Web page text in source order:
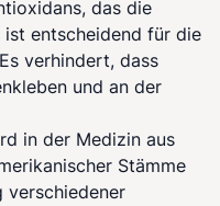
das die
entscheidend für die
verhindert, dass
und an der
in der Medizin aus
Stämme
verschiedener